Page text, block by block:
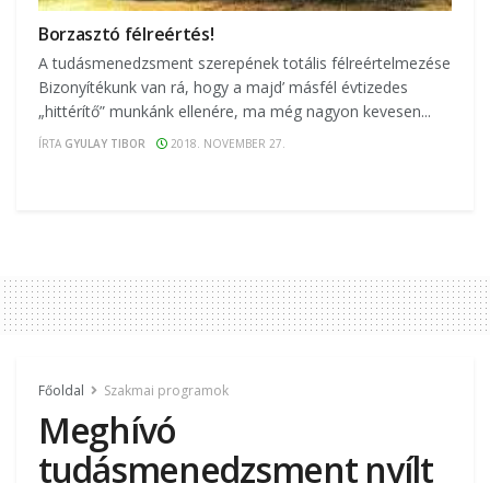
Borzasztó félreértés!
A tudásmenedzsment szerepének totális félreértelmezése
Bizonyítékunk van rá, hogy a majd’ másfél évtizedes
„hittérítő” munkánk ellenére, ma még nagyon kevesen...
ÍRTA GYULAY TIBOR 2018. NOVEMBER 27.
Főoldal Szakmai programok
Meghívó
tudásmenedzsment nyílt